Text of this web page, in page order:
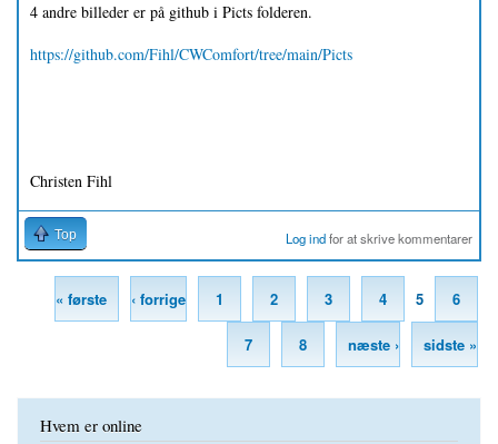
4 andre billeder er på github i Picts folderen.
https://github.com/Fihl/CWComfort/tree/main/Picts
Christen Fihl
Top Log indfor at skrive kommentarer
« første ‹ forrige 1 2 3 4 5 6
7 8 næste › sidste »
Hvem er online